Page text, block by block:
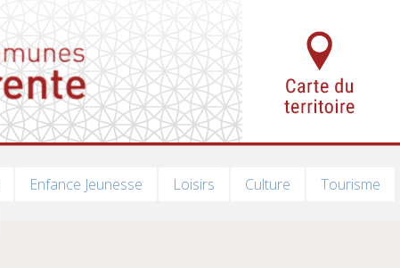
Enfance Jeunesse Loisirs Culture
Tourisme